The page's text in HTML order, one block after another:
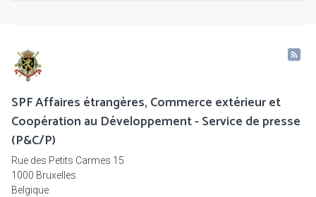
SPF Affaires étrangères, Commerce extérieur et
Coopération au Développement - Service de presse
(P&C/P)
Rue des Petits Carmes 15
1000 Bruxelles
Belgique